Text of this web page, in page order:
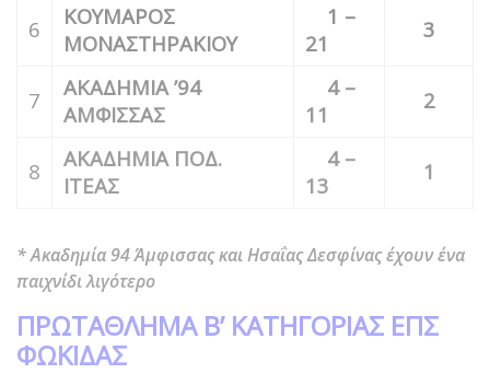
6
ΚΟΥΜΑΡΟΣ
ΜΟΝΑΣΤΗΡΑΚΙΟΥ
1 –
21
3
7
ΑΚΑΔΗΜΙΑ ’94
ΑΜΦΙΣΣΑΣ
4 –
11
2
8
ΑΚΑΔΗΜΙΑ ΠΟΔ.
ΙΤΕΑΣ
4 –
13
1
* Ακαδημία 94 Άμφισσας και Ησαΐας Δεσφίνας έχουν ένα
παιχνίδι λιγότερο
ΠΡΩΤΑΘΛΗΜΑ Β’ ΚΑΤΗΓΟΡΙΑΣ ΕΠΣ
ΦΩΚΙΔΑΣ